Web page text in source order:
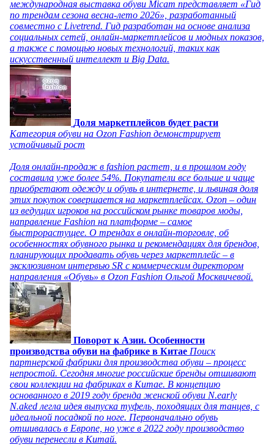
международная выставка обуви Micam представляет «Гид
по трендам сезона весна-лето 2026», разработанный
совместно с Livetrend. Гид разработан на основе анализа
социальных сетей, онлайн-маркетплейсов и модных показов,
а также с помощью новых технологий, таких как
искусственный интеллект и Big Data.
Доля маркетплейсов будет расти
Категория обуви на Ozon Fashion демонстрирует
устойчивый рост
Доля онлайн-продаж в fashion растет, и в прошлом году
составила уже более 54%. Покупатели все больше и чаще
приобретают одежду и обувь в интернете, и львиная доля
этих покупок совершается на маркетплейсах. Ozon – один
из ведущих игроков на российском рынке товаров моды,
направление Fashion на платформе – самое
быстрорастущее. О трендах в онлайн-торговле, об
особенностях обувного рынка и рекомендациях для брендов,
планирующих продавать обувь через маркетплейс – в
эксклюзивном интервью SR с коммерческим директором
направления «Обувь» в Ozon Fashion Ольгой Москвичевой.
Поворот к Азии. Особенности
производства обуви на фабрике в Китае Поиск
партнерской фабрики для производства обуви – процесс
непростой. Сегодня многие российские бренды отшивают
свои коллекции на фабриках в Китае. В концепцию
основанного в 2019 году бренда женской обуви N.early
N.aked легла идея выпуска туфель, походящих для танцев, с
идеальной посадкой по ноге. Первоначально обувь
отшивалась в Европе, но уже в 2022 году производство
обуви перенесли в Китай.